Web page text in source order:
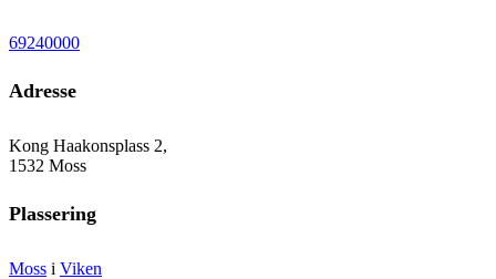
69240000
Adresse
Kong Haakonsplass 2,
1532 Moss
Plassering
Moss i Viken